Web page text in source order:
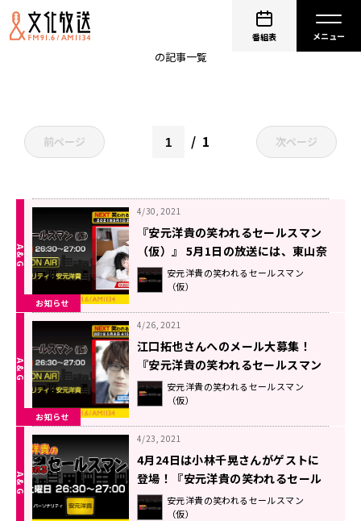
番組表
の記事一覧
前ページ 1 次ページ
お知らせ
4/30, 2021
『安元洋貴の笑われるセールスマン
（仮）』 5月1日の放送には、東山奈
央さんがゲストに登場！
安元洋貴の笑われるセールスマン
（仮）
お知らせ
4/26, 2021
江口拓也さんへのメール大募集！
『安元洋貴の笑われるセールスマン
（仮）』安元洋貴の笑われるセールスマン
（仮）
4/23, 2021
4月24日は小林千晃さんがゲストに
登場！『安元洋貴の笑われるセール
スマン（仮）』
安元洋貴の笑われるセールスマン
（仮）